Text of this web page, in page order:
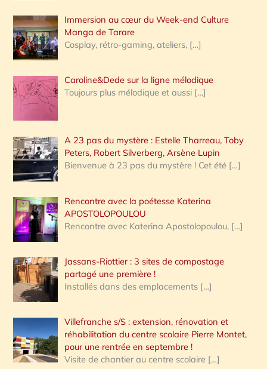
:
Immersion au cœur du Week-end Culture
Manga de Tarare
Cosplay, rétro-gaming, ateliers, […]
Caroline&Dede sur la ligne mélodique
Toujours plus mélodique et aussi […]
A 23 pas du mystère : Estelle Tharreau, Toby
Peters, Robert Silverberg, Arsène Lupin
Bienvenue à 23 pas du mystère ! Cet été […]
Rencontre avec la poétesse Katerina
APOSTOLOPOULOU
Rencontre avec Katerina Apostolopoulou, […]
Jassans-Riottier : 3 sites de compostage
partagé une première !
Installés dans des emplacements […]
Villefranche s/S : extension, rénovation et
réhabilitation du centre scolaire Pierre Montet,
pour une rentrée en septembre !
Visite de chantier au centre scolaire […]